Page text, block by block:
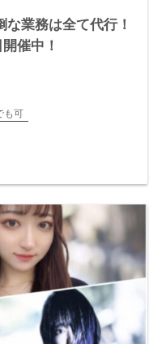
な業務は全て代行！
催中！
も可